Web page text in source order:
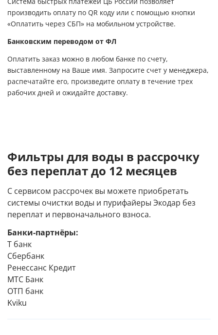
производить оплату по QR коду или с помощью кнопки
«Оплатить через СБП» на мобильном устройстве.
Банковским переводом от ФЛ
Оплатить заказ можно в любом банке по счету,
выставленному на Ваше имя. Запросите счет у менеджера,
распечатайте его, произведите оплату в течение трех
рабочих дней и ожидайте доставку.
Фильтры для воды в рассрочку
без переплат до 12 месяцев
С сервисом рассрочек вы можете приобретать
системы очистки воды и пурифайеры Экодар без
переплат и первоначального взноса.
Банки-партнёры:
Т банк
Сбербанк
Ренессанс Кредит
МТС Банк
ОТП банк
Kviku